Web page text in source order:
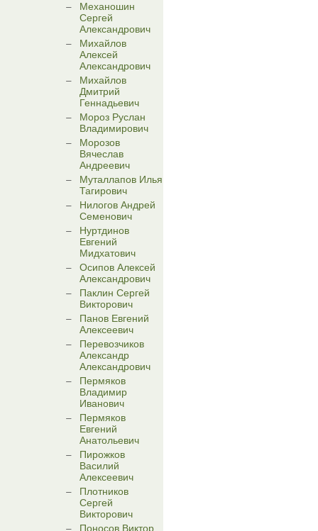
Механошин
Сергей
Александрович
Михайлов
Алексей
Александрович
Михайлов
Дмитрий
Геннадьевич
Мороз Руслан
Владимирович
Морозов
Вячеслав
Андреевич
Муталлапов Илья
Тагирович
Нилогов Андрей
Семенович
Нуртдинов
Евгений
Мидхатович
Осипов Алексей
Александрович
Паклин Сергей
Викторович
Панов Евгений
Алексеевич
Перевозчиков
Александр
Александрович
Пермяков
Владимир
Иванович
Пермяков
Евгений
Анатольевич
Пирожков
Василий
Алексеевич
Плотников
Сергей
Викторович
Поносов Виктор